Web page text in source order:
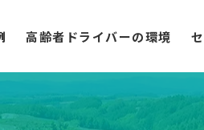
高齢者ドライバーの環境